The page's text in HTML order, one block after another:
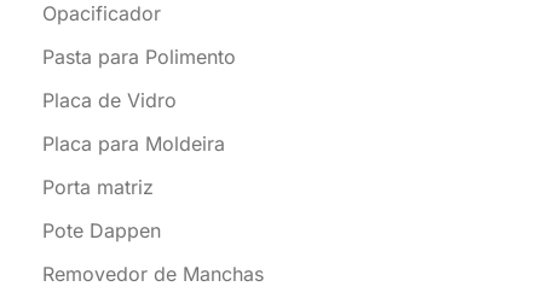
Opacificador
Pasta para Polimento
Placa de Vidro
Placa para Moldeira
Porta matriz
Pote Dappen
Removedor de Manchas